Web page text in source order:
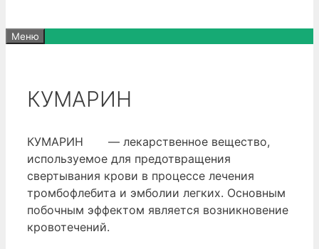
Меню
КУМАРИН
КУМАРИН — лекарственное вещество,
используемое для предотвращения
свертывания крови в процессе лечения
тромбофлебита и эмболии легких. Основным
побочным эффектом является возникновение
кровотечений.